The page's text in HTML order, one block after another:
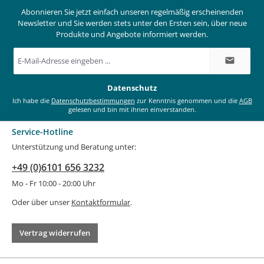
Abonnieren Sie jetzt einfach unseren regelmäßig erscheinenden
Newsletter und Sie werden stets unter den Ersten sein, über neue
Produkte und Angebote informiert werden.
Mail-
Adresse
Datenschutz
Ich habe die Datenschutzbestimmungen zur Kenntnis genommen und die AGB
gelesen und bin mit ihnen einverstanden.
Service-Hotline
Unterstützung und Beratung unter:
+49 (0)6101 656 3232
Mo - Fr 10:00 - 20:00 Uhr
Oder über unser Kontaktformular.
Vertrag widerrufen